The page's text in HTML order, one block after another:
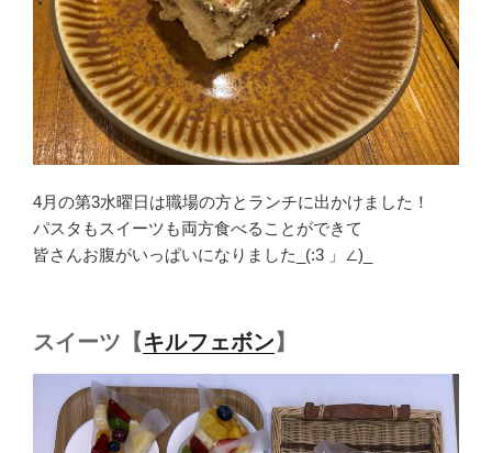
4月の第3水曜日は職場の方とランチに出かけました！
パスタもスイーツも両方食べることができて
皆さんお腹がいっぱいになりました_(:3 」∠)_
スイーツ【キルフェボン】